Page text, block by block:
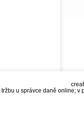
u správce daně online; v